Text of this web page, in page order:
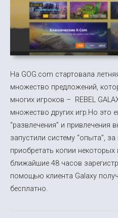
На GOG.com стартовала
множество предложений,
многих игроков – REBEL
множество других игр.Но это
“развлечения” и привлечения
запустили систему “опыта”,
приобретать копии некоторых
ближайшие 48 часов
помощью клиента Galaxy
бесплатно.